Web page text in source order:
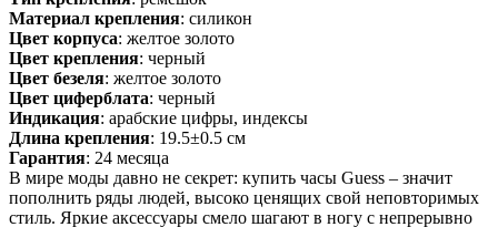
Материал крепления: силикон
Цвет корпуса: желтое золото
Цвет крепления: черный
Цвет безеля: желтое золото
Цвет циферблата: черный
Индикация: арабские цифры, индексы
Длина крепления: 19.5±0.5 см
Гарантия: 24 месяца
В мире моды давно не секрет: купить часы Guess – значит
пополнить ряды людей, высоко ценящих свой неповторимых
стиль. Яркие аксессуары смело шагают в ногу с непрерывно